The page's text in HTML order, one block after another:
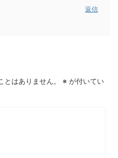
返信
はありません。 ※ が付いてい